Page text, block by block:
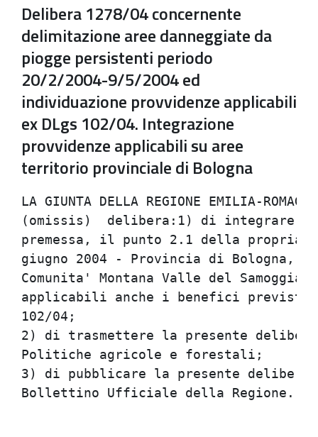
Delibera 1278/04 concernente
delimitazione aree danneggiate da
piogge persistenti periodo
20/2/2004-9/5/2004 ed
individuazione provvidenze applicabili
ex DLgs 102/04. Integrazione
provvidenze applicabili su aree
territorio provinciale di Bologna
LA GIUNTA DELLA
(omissis)  delibera:1) di
premessa, il punto 2.1 della
giugno 2004 - Provincia di
Comunita' Montana Valle del
applicabili anche i benefici
2) di trasmettere la
Politiche
3) di pubblicare la